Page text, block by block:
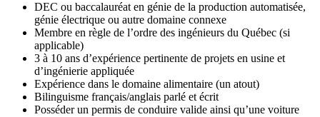
DEC ou baccalauréat en génie de la production automatisée,
génie électrique ou autre domaine connexe
Membre en règle de l’ordre des ingénieurs du Québec (si
applicable)
3 à 10 ans d’expérience pertinente de projets en usine et
d’ingénierie appliquée
Expérience dans le domaine alimentaire (un atout)
Bilinguisme français/anglais parlé et écrit
Posséder un permis de conduire valide ainsi qu’une voiture